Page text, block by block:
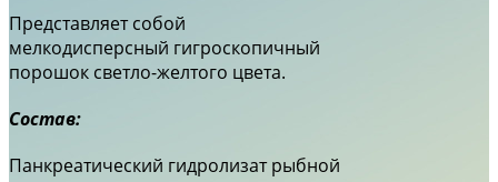
Представляет собой
мелкодисперсный гигроскопичный
порошок светло-желтого цвета.
Состав:
Панкреатический гидролизат рыбной